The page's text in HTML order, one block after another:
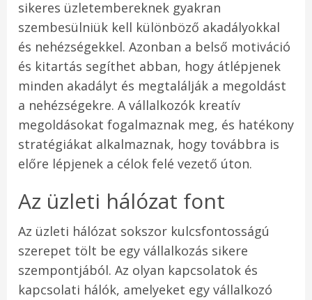
sikeres üzletembereknek gyakran
szembesülniük kell különböző akadályokkal
és nehézségekkel. Azonban a belső motiváció
és kitartás segíthet abban, hogy átlépjenek
minden akadályt és megtalálják a megoldást
a nehézségekre. A vállalkozók kreatív
megoldásokat fogalmaznak meg, és hatékony
stratégiákat alkalmaznak, hogy továbbra is
előre lépjenek a célok felé vezető úton.
Az üzleti hálózat font
Az üzleti hálózat sokszor kulcsfontosságú
szerepet tölt be egy vállalkozás sikere
szempontjából. Az olyan kapcsolatok és
kapcsolati hálók, amelyeket egy vállalkozó